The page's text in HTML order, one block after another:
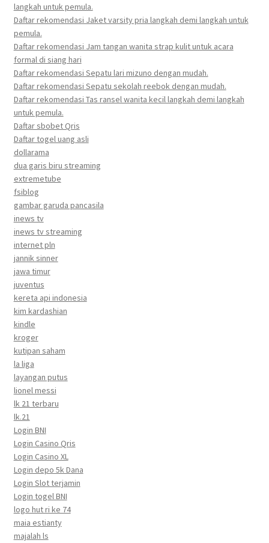
langkah untuk pemula.
Daftar rekomendasi Jaket varsity pria langkah demi langkah untuk
pemula.
Daftar rekomendasi Jam tangan wanita strap kulit untuk acara
formal di siang hari
Daftar rekomendasi Sepatu lari mizuno dengan mudah.
Daftar rekomendasi Sepatu sekolah reebok dengan mudah.
Daftar rekomendasi Tas ransel wanita kecil langkah demi langkah
untuk pemula.
Daftar sbobet Qris
Daftar togel uang asli
dollarama
dua garis biru streaming
extremetube
fsiblog
gambar garuda pancasila
inews tv
inews tv streaming
internet pln
jannik sinner
jawa timur
juventus
kereta api indonesia
kim kardashian
kindle
kroger
kutipan saham
la liga
layangan putus
lionel messi
lk 21 terbaru
lk.21
Login BNI
Login Casino Qris
Login Casino XL
Login depo 5k Dana
Login Slot terjamin
Login togel BNI
logo hut ri ke 74
maia estianty
majalah ls